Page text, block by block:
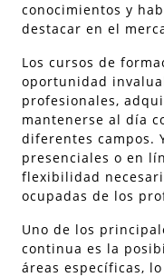
conocimientos y
destacar en el
Los cursos de
oportunidad
profesionales,
mantenerse al día
diferentes campos.
presenciales o en
flexibilidad
ocupadas de los
Uno de los
continua es la
áreas específicas,